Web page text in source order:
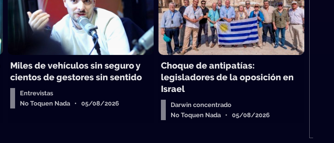
Miles de vehículos sin seguro y
cientos de gestores sin sentido
Entrevistas
No Toquen Nada • 05/08/2026
Choque de antipatías:
legisladores de la oposición en
Israel
Darwin concentrado
No Toquen Nada • 05/08/2026